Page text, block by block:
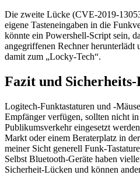
Die zweite Lücke (CVE-2019-
eigene Tasteneingaben in die
könnte ein Powershell-Script sein,
angegriffenen Rechner
damit zum „Locky-Tech“.
Fazit und Sicherheits-
Logitech-Funktastaturen und -
Empfänger verfügen, sollten nicht
Publikumsverkehr eingesetzt
Markt oder einem Beraterplatz in
meiner Sicht generell Funk-
Selbst Bluetooth-Geräte haben
Sicherheit-Lücken und können